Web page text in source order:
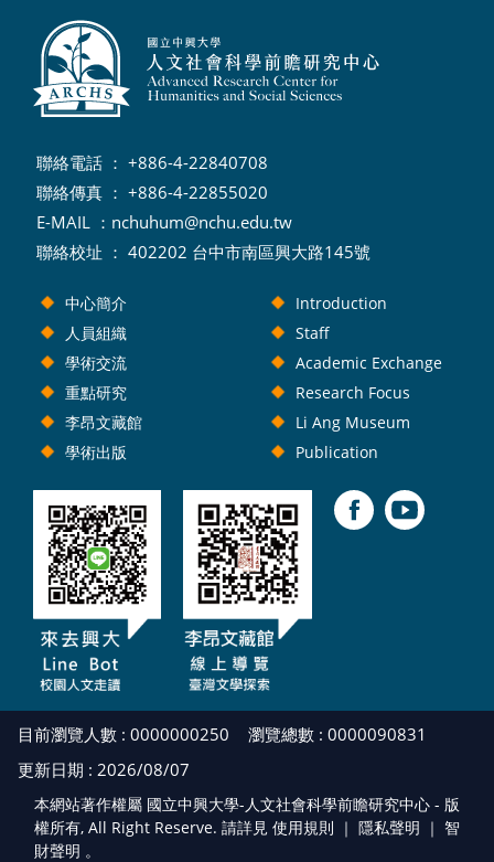
聯絡電話 ： +886-4-22840708
聯絡傳真 ： +886-4-22855020
E-MAIL ： nchuhum@nchu.edu.tw
聯絡校址 ： 402202 台中市南區興大路145號
中心簡介
人員組織
學術交流
重點研究
李昂文藏館
學術出版
Introduction
Staff
Academic Exchange
Research Focus
Li Ang Museum
Publication
目前瀏覽人數 : 0000000250
瀏覽總數 : 0000090831
更新日期 : 2026/08/07
本網站著作權屬 國立中興大學-人文社會科學前瞻研究中心 - 版
權所有, All Right Reserve. 請詳見 使用規則 ｜ 隱私聲明 ｜ 智
財聲明 。